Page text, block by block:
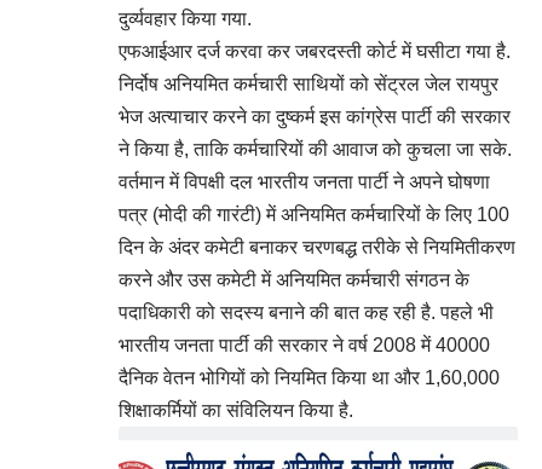
दुर्व्यवहार किया गया.
एफआईआर दर्ज करवा कर जबरदस्ती कोर्ट में घसीटा गया है.
निर्दोष अनियमित कर्मचारी साथियों को सेंट्रल जेल रायपुर
भेज अत्याचार करने का दुष्कर्म इस कांग्रेस पार्टी की सरकार
ने किया है, ताकि कर्मचारियों की आवाज को कुचला जा सके.
वर्तमान में विपक्षी दल भारतीय जनता पार्टी ने अपने घोषणा
पत्र (मोदी की गारंटी) में अनियमित कर्मचारियों के लिए 100
दिन के अंदर कमेटी बनाकर चरणबद्ध तरीके से नियमितीकरण
करने और उस कमेटी में अनियमित कर्मचारी संगठन के
पदाधिकारी को सदस्य बनाने की बात कह रही है. पहले भी
भारतीय जनता पार्टी की सरकार ने वर्ष 2008 में 40000
दैनिक वेतन भोगियों को नियमित किया था और 1,60,000
शिक्षाकर्मियों का संविलियन किया है.